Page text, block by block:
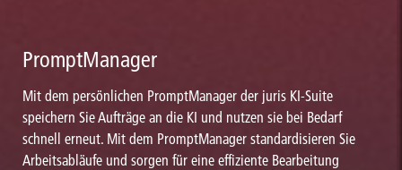
PromptManager
Mit dem persönlichen PromptManager der juris KI-Suite
speichern Sie Aufträge an die KI und nutzen sie bei Bedarf
schnell erneut. Mit dem PromptManager standardisieren Sie
Arbeitsabläufe und sorgen für eine effiziente Bearbeitung